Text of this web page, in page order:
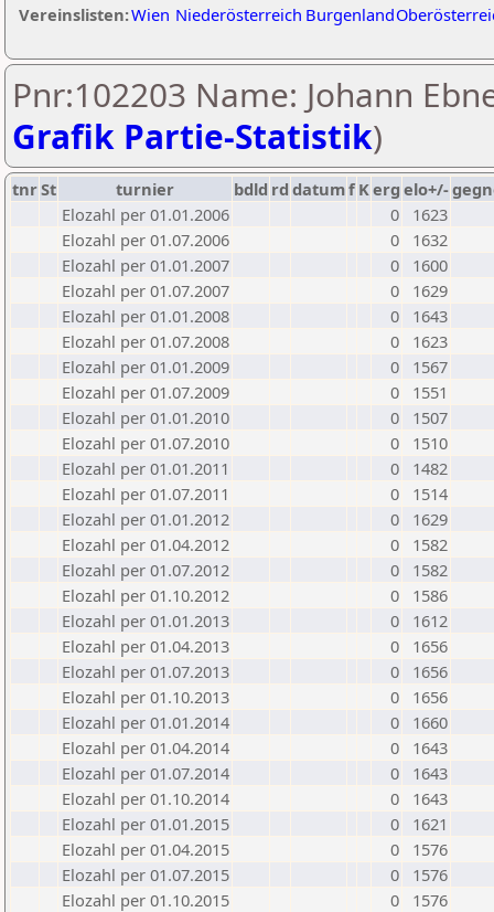
Vereinslisten:Wien Niederösterreich Burgenland
Pnr:102203 Name: Johann
Grafik Partie-Statistik)
tnrSt turnier bdld rd datumf Kerg elo+/-
Elozahl per 01.01.2006
0
1623
Elozahl per 01.07.2006
0
1632
Elozahl per 01.01.2007
0
1600
Elozahl per 01.07.2007
0
1629
Elozahl per 01.01.2008
0
1643
Elozahl per 01.07.2008
0
1623
Elozahl per 01.01.2009
0
1567
Elozahl per 01.07.2009
0
1551
Elozahl per 01.01.2010
0
1507
Elozahl per 01.07.2010
0
1510
Elozahl per 01.01.2011
0
1482
Elozahl per 01.07.2011
0
1514
Elozahl per 01.01.2012
0
1629
Elozahl per 01.04.2012
0
1582
Elozahl per 01.07.2012
0
1582
Elozahl per 01.10.2012
0
1586
Elozahl per 01.01.2013
0
1612
Elozahl per 01.04.2013
0
1656
Elozahl per 01.07.2013
0
1656
Elozahl per 01.10.2013
0
1656
Elozahl per 01.01.2014
0
1660
Elozahl per 01.04.2014
0
1643
Elozahl per 01.07.2014
0
1643
Elozahl per 01.10.2014
0
1643
Elozahl per 01.01.2015
0
1621
Elozahl per 01.04.2015
0
1576
Elozahl per 01.07.2015
0
1576
Elozahl per 01.10.2015
0
1576